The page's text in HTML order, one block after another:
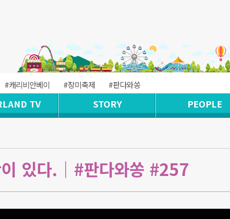
#캐리비안베이 #장미축제 #판다와쏭
TV STORY PEOPLE
있다.｜#판다와쏭 #257